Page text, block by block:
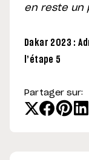
en reste un
Dakar 2023 :
l’étape 5
Partager sur: